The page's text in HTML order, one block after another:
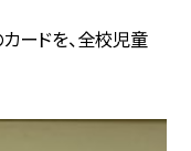
ードを、全校児童